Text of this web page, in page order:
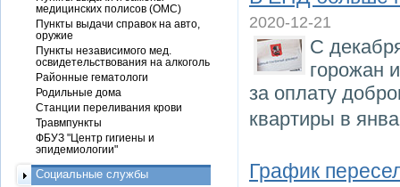
2020-12-21
С
горожан
за оплату
квартиры в
График
медицинских полисов (ОМС)
Пункты выдачи справок на авто,
оружие
Пункты независимого мед.
освидетельствования на алкоголь
Районные гематологи
Родильные дома
Станции переливания крови
Травмпункты
ФБУЗ "Центр гигиены и
эпидемиологии"
Социальные службы